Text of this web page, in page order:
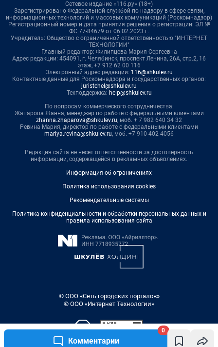
Комментарии
0
Сетевое издание «116.ру» (18+)
Зарегистрировано Федеральной службой по надзору в сфере связи,
информационных технологий и массовых коммуникаций (Роскомнадзор)
Регистрационный номер и дата принятия решения о регистрации: ЭЛ №
ФС 77-84679 от 06.02.2023 г.
Учредитель: Общество с ограниченной ответственностью "ИНТЕРНЕТ
ТЕХНОЛОГИИ"
Главный редактор: Филипцева Мария Сергеевна
Адрес редакции: 454091, г. Челябинск, проспект Ленина, 26А, стр.2, 16
этаж, +7 912 62 00 116
Электронный адрес редакции: 116@shkulev.ru
Контактные данные для Роскомнадзора и государственных органов:
juristchel@shkulev.ru
Техподдержка: help@shkulev.ru
По вопросам коммерческого сотрудничества:
Жапарова Жанна, менеджер по работе с федеральными клиентами
zhanna.zhaparova@shkulev.ru, моб. + 7 982 640 34 32
Ревина Мария, директор по работе с федеральными клиентами
mariya.revina@shkulev.ru, моб. +7 910 402 4056
Редакция сайта не несет ответственности за достоверность
информации, содержащейся в рекламных объявлениях.
Информация об ограничениях
Политика использования cookies
Рекомендательные системы
Политика конфиденциальности и обработки персональных данных и
правила использования сайта
© ООО «Сеть городских порталов»
© ООО «Интернет Технологии»